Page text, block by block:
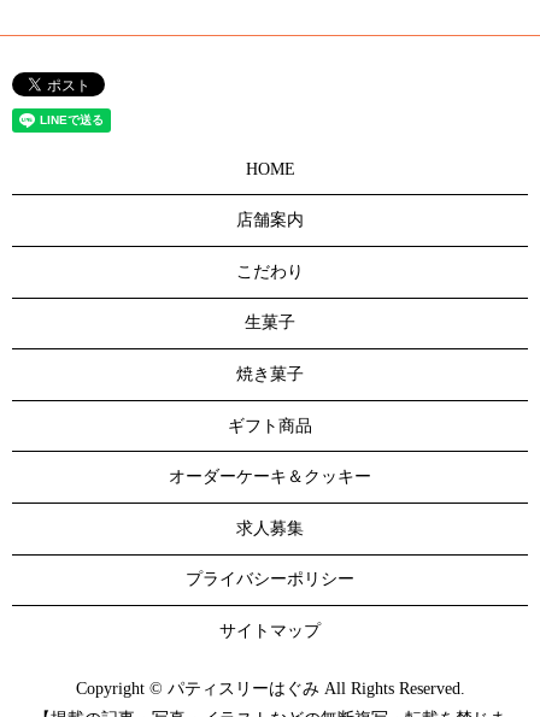
HOME
店舗案内
こだわり
生菓子
焼き菓子
ギフト商品
オーダーケーキ＆クッキー
求人募集
プライバシーポリシー
サイトマップ
Copyright © パティスリーはぐみ All Rights Reserved.